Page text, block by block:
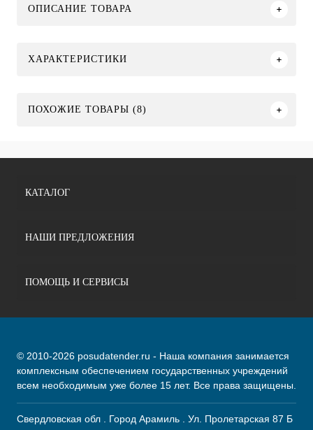
ОПИСАНИЕ ТОВАРА
ХАРАКТЕРИСТИКИ
ПОХОЖИЕ ТОВАРЫ (8)
КАТАЛОГ
НАШИ ПРЕДЛОЖЕНИЯ
ПОМОЩЬ И СЕРВИСЫ
© 2010-2026 posudatender.ru - Наша компания занимается
комплексным обеспечением государственных учреждений
всем необходимым уже более 15 лет. Все права защищены.
Свердловская обл . Город Арамиль . Ул. Пролетарская 87 Б